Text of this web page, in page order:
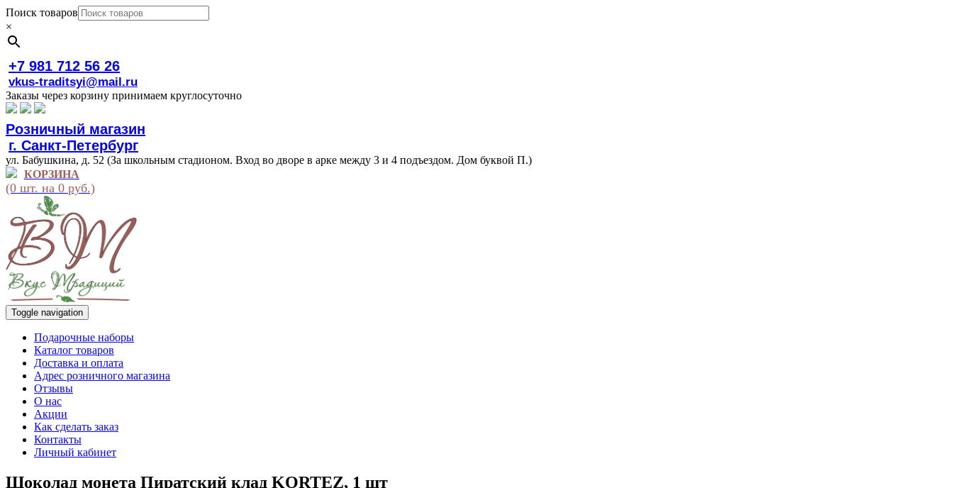
Поиск товаров
×
+7 981 712 56 26
vkus-traditsyi@mail.ru
Заказы через корзину принимаем круглосуточно
Розничный магазин
г. Санкт-Петербург
ул. Бабушкина, д. 52 (За школьным стадионом. Вход во дворе в арке между 3 и 4 подъездом. Дом буквой П.)
КОРЗИНА
(0 шт. на 0 руб.)
Toggle navigation
Подарочные наборы
Каталог товаров
Доставка и оплата
Адрес розничного магазина
Отзывы
О нас
Акции
Как сделать заказ
Контакты
Личный кабинет
Шоколад монета Пиратский клад KORTEZ, 1 шт